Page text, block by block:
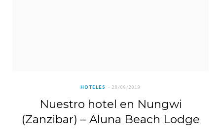
HOTELES 28/09/2019
Nuestro hotel en Nungwi
(Zanzibar) – Aluna Beach Lodge